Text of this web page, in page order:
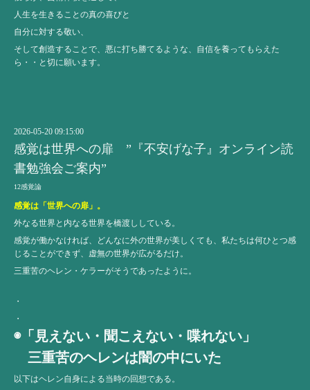
人生を生きることの真の喜びと
自分に対する敬い、
そして創造することで、悪に打ち勝てるような、自信を養ってもらえた
ら・・と切に願います。
2026-05-20 09:15:00
感覚は世界への扉 ”『不安げな子』オンライン読
書勉強会ご案内”
12感覚論
感覚は「世界への扉」。
外なる世界と内なる世界を橋渡ししている。
感覚が働かなければ、どんなに外の世界が美しくても、私たちは何ひとつ感
じることができず、虚無の世界が広がるだけ。
三重苦のヘレン・ケラーがそうであったように。
・
・
◉「見えない・聞こえない・喋れない」
三重苦のヘレンは闇の中にいた
以下はヘレン自身による当時の回想である。